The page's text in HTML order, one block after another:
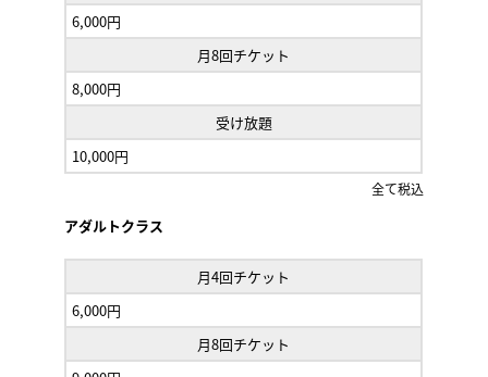
6,000円
月8回チケット
8,000円
受け放題
10,000円
全て税込
アダルトクラス
月4回チケット
6,000円
月8回チケット